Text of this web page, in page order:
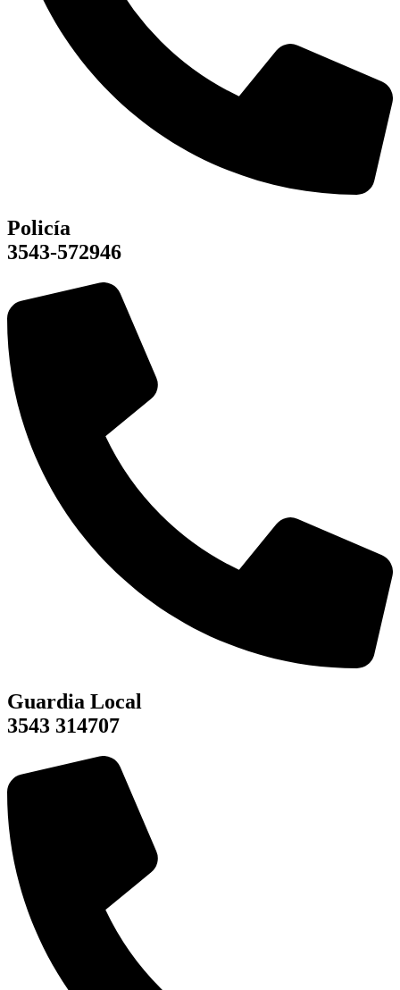
Policía
3543-572946
Guardia Local
3543 314707